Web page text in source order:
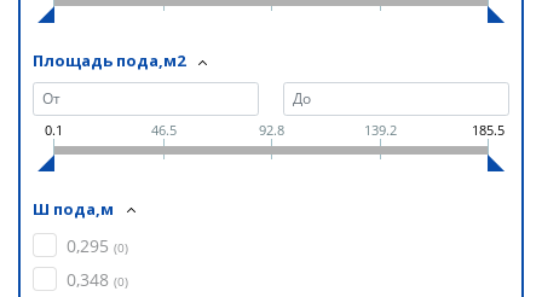
Площадь пода,м2
0.1 46.5 92.8 139.2 185.5
Ш пода,м
0,295 (0)
0,348 (0)